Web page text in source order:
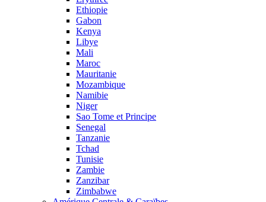
Ethiopie
Gabon
Kenya
Libye
Mali
Maroc
Mauritanie
Mozambique
Namibie
Niger
Sao Tome et Principe
Senegal
Tanzanie
Tchad
Tunisie
Zambie
Zanzibar
Zimbabwe